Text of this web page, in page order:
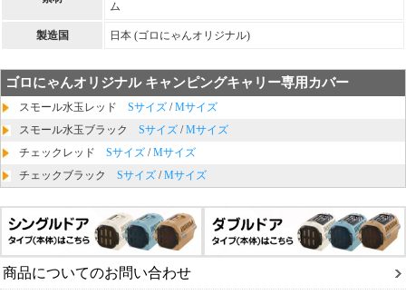
ム
製造国 日本 (ゴロにゃんオリジナル)
ゴロにゃんオリジナル キャンピングキャリー専用カバー
スモール水玉レッド Sサイズ /Mサイズ
スモール水玉ブラック Sサイズ /Mサイズ
チェックレッド Sサイズ /Mサイズ
チェックブラック Sサイズ /Mサイズ
商品についてのお問い合わせ